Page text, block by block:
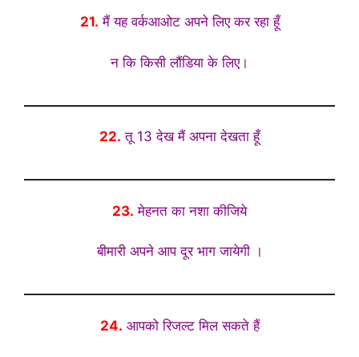
21. मैं यह वर्कआओट अपने लिए कर रहा हूँ
न कि किसी लौंडिया के लिए।
22. तू 13 देखमैं अपना देखता हूँ
23. मेहनत का नशा कीजिये
बीमारी अपने आप दूर भाग जायेगी ।
24. आपको रिजल्ट मिल सकते हैं